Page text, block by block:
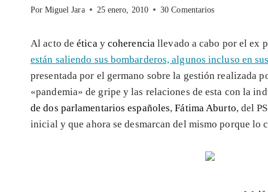
Por Miguel Jara 25 enero, 2010 30 Comentarios
Al acto deética y coherenciallevado a cabo por el ex
están saliendo sus bombarderos, algunos incluso en
presentada por el germano sobre la gestión realizada
«pandemia» de gripe y las relaciones de esta con la
de dos parlamentarios españoles,Fátima Aburto, del
inicial y que ahora se desmarcan del mismo porque lo